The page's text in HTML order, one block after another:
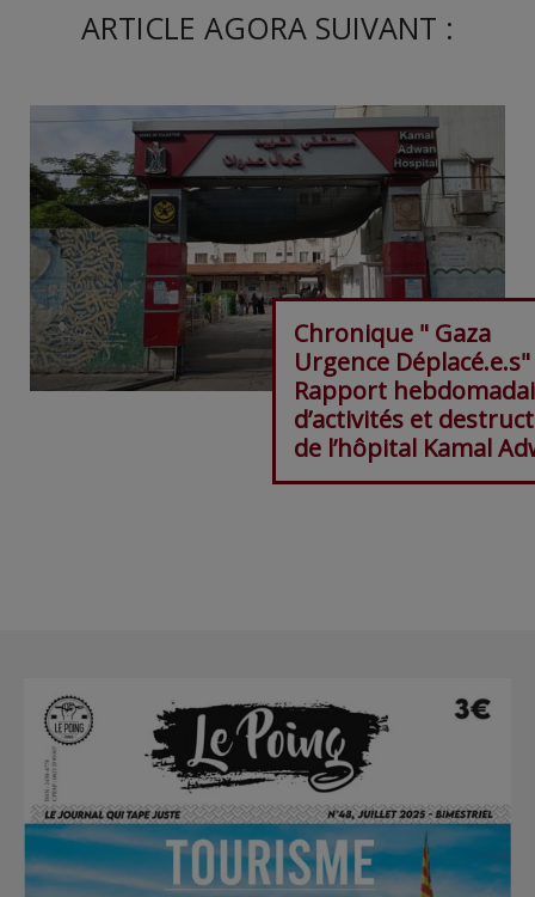
ARTICLE AGORA SUIVANT :
Chronique " Gaza
Urgence
Rapport
d’activités et
de l’hôpital Kamal